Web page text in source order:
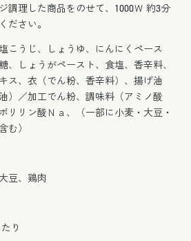
調理した商品をのせて、1000Ｗ 約3分
ださい。
こうじ、しょうゆ、にんにくペース
、しょうがペースト、食塩、香辛料、
ス、衣（でん粉、香辛料）、揚げ油
油）／加工でん粉、調味料（アミノ酸
リリン酸Ｎａ、（一部に小麦・大豆・
む）
豆、鶏肉
り